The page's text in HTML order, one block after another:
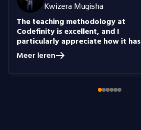
Kwizera Mugisha
The teaching methodology at
Codefinity is excellent, and I
particularly appreciate how it has
prepared me to handle real-world
coding problems.
knowledge I have gained.
Meer leren